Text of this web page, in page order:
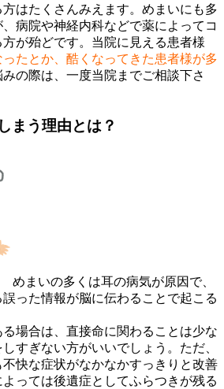
はたくさんみえます。めまいにも多
病院や神経内科などで薬によってコ
が殆どです。当院に見える患者様
たとか、酷くなってきた患者様が多
の際は、一度当院までご相談下さ
まう理由とは？
めまいの多くは耳の病気が原因で、
った情報が脳に伝わることで起こる
場合は、直接命に関わることは少な
すぎない方がいいでしょう。ただ、
快な症状がなかなかすっきりと改善
っては後遺症としてふらつきが残る